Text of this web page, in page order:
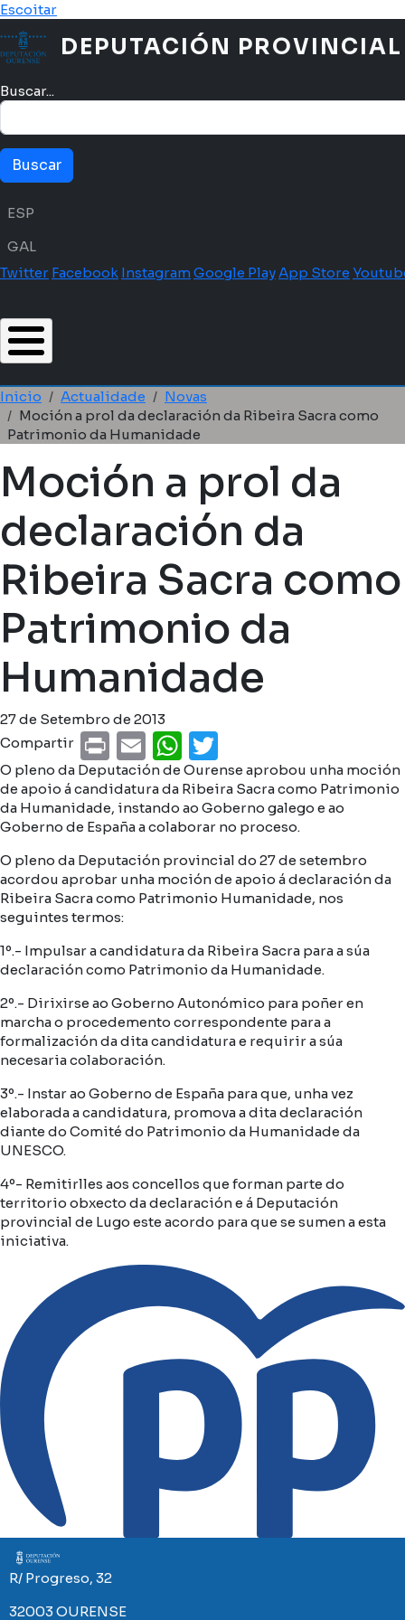
Ir o contido principal
Escoitar
DEPUTACIÓN PROVINCIAL
Buscar...
Menú idioma
ESP
GAL
Twitter Facebook InstagramGoogle PlayApp Store
Miga de pan
Inicio Actualidade
Novas
Moción a prol da declaración da Ribeira Sacra como
Patrimonio da Humanidade
Moción a prol da
declaración da
Ribeira Sacra como
Patrimonio da
Humanidade
27 de Setembro de 2013
Compartir
PrintEmailWhatsApp
O pleno da Deputación de Ourense aprobou unha moción
de apoio á candidatura da Ribeira Sacra como Patrimonio
da Humanidade, instando ao Goberno galego e ao
Goberno de España a colaborar no proceso.
O pleno da Deputación provincial do 27 de setembro
acordou aprobar unha moción de apoio á declaración da
Ribeira Sacra como Patrimonio Humanidade, nos
seguintes termos:
1º.- Impulsar a candidatura da Ribeira Sacra para a súa
declaración como Patrimonio da Humanidade.
2º.- Dirixirse ao Goberno Autonómico para poñer en
marcha o procedemento correspondente para a
formalización da dita candidatura e requirir a súa
necesaria colaboración.
3º.- Instar ao Goberno de España para que, unha vez
elaborada a candidatura, promova a dita declaración
diante do Comité do Patrimonio da Humanidade da
UNESCO.
4º- Remitirlles aos concellos que forman parte do
territorio obxecto da declaración e á Deputación
provincial de Lugo este acordo para que se sumen a esta
iniciativa.
Imaxe
R/ Progreso, 32
32003 OURENSE